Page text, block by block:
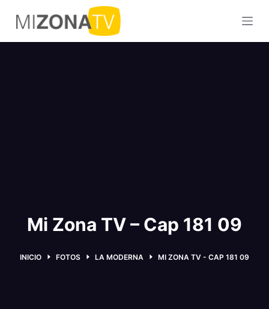
S
a
l
Mi Zona TV – Cap 181 09
INICIO FOTOS LA MODERNA MI ZONA TV - CAP 181 09